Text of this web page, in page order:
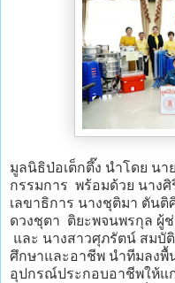
มูลนิธิป่อเต็กตึ๊ง นำโดย น
กรรมการ พร้อมด้วย นาง
เลขาธิการ นางชุติมา ตัน
ดวงชุตา ติยะพจนพรกุล ผู้
และ นางสาวศุภรัตน์ สมบั
ศึกษาและอาชีพ นำทีมลงพื้
อุปกรณ์ประกอบอาชีพให้แ